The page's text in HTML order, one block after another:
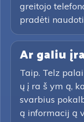
greitojo
pradėti
Ar galiu
Taip. Telz
ų į ra š ym ą,
svarbius
ą informacij ą